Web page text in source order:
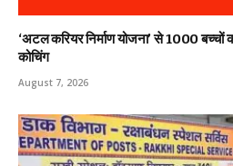
‘अटल करियर निर्माण योजना’ से 1000
कोचिंग
August 7, 2026